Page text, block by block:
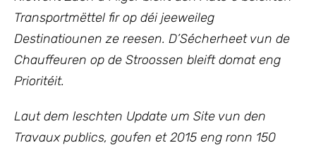
Transportmëttel fir op déi jeeweileg
Destinatiounen ze reesen. D’Sécherheet vun de
Chauffeuren op de Stroossen bleift domat eng
Prioritéit.
Laut dem leschten Update um Site vun den
Travaux publics, goufen et 2015 eng ronn 150